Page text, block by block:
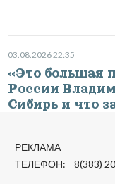
03.08.2026 22:35
«Это большая
России
Сибирь и что
РЕКЛАМА
ТЕЛЕФОН: 8(383)